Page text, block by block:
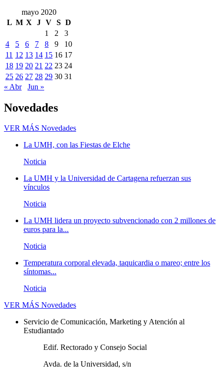
mayo 2020
L M X J V S D
1
2
3
4
5 6 7 8 9
10
11 12 13 14 15 16 17
18 19 20 21 22 23 24
25 26 27 28 29 30 31
« Abr
Jun »
Novedades
VER MÁS Novedades
La UMH, con las Fiestas de Elche
Noticia
La UMH y la Universidad de Cartagena refuerzan sus
vínculos
Noticia
La UMH lidera un proyecto subvencionado con 2 millones de
euros para la...
Noticia
Temperatura corporal elevada, taquicardia o mareo; entre los
síntomas...
Noticia
VER MÁS Novedades
Servicio de Comunicación, Marketing y Atención al
Estudiantado
Edif. Rectorado y Consejo Social
Avda. de la Universidad, s/n